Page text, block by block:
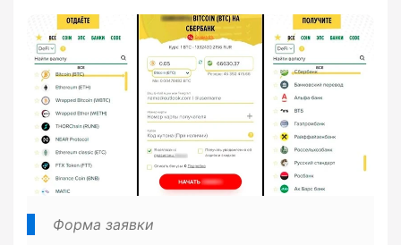
Форма заявки